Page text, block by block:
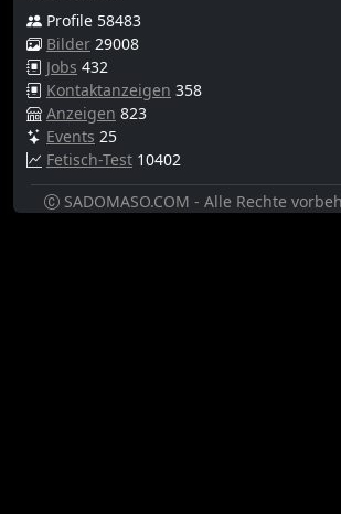
Profile 58483
Bilder 29008
Jobs 432
Kontaktanzeigen 358
Anzeigen 823
Events 25
Fetisch-Test 10402
SADOMASO.COM - Alle Rechte